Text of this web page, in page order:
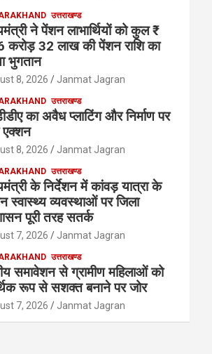
उत्तराखण्ड
ने पेंशन लाभार्थियों को कुल ₹
करोड़ 32 लाख की पेंशन राशि का
भुगतान
8, 2026 Janmat Jagran
उत्तराखण्ड
का अवैध प्लाटिंग और निर्माण पर
एक्शन
8, 2026 Janmat Jagran
उत्तराखण्ड
के निर्देशन में कांवड़ यात्रा के
स्वास्थ्य व्यवस्थाओं पर जिला
पूरी तरह सतर्क
7, 2026 Janmat Jagran
उत्तराखण्ड
समावेशन से ग्रामीण महिलाओं को
रूप से सशक्त बनाने पर जोर
7, 2026 Janmat Jagran